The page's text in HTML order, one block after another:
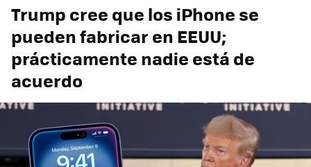
Trump cree que los iPhone se
pueden fabricar en EEUU;
prácticamente nadie está de
acuerdo